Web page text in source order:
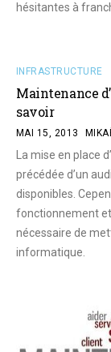
hésitantes à
INFRASTRUCTURE
Maintenance
savoir
MAI 15, 2013
La mise en place
précédée d’un
disponibles.
fonctionnement
nécessaire de
informatique.